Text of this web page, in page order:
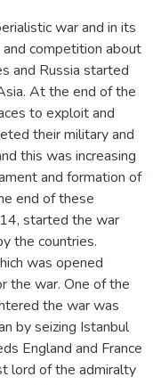
war and in its
competition about
and Russia started
At the end of the
to exploit and
their military and
this was increasing
and formation of
end of these
started the war
the countries.
was opened
the war. One of the
the war was
by seizing Istanbul
England and France
lord of the admiralty